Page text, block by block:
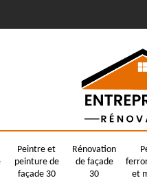
Peintre et
peinture de
façade 30
Rénovation
de façade
30
et